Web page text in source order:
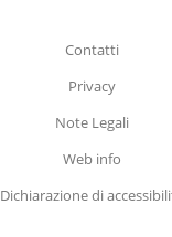
Contatti
Privacy
Note Legali
Web info
Dichiarazione di